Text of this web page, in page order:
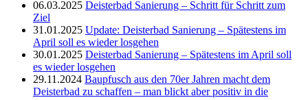
06.03.2025 Deisterbad Sanierung – Schritt für Schritt zum
Ziel
31.01.2025 Update: Deisterbad Sanierung – Spätestens im
April soll es wieder losgehen
30.01.2025 Deisterbad Sanierung – Spätestens im April soll
es wieder losgehen
29.11.2024 Baupfusch aus den 70er Jahren macht dem
Deisterbad zu schaffen – man blickt aber positiv in die